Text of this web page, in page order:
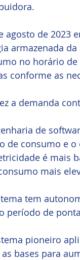
agosto de 2023
armazenada
no horário
conforme as
a demanda
de
de consumo e
é mais
mais
período de
pioneiro
as bases para